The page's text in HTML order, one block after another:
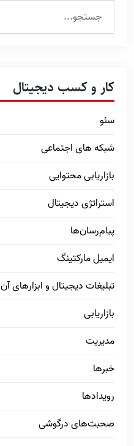
کار و کسب دیجیتال
سئو
شبکه های اجتماعی
بازاریابی محتوایی
استراتژی دیجیتال
پیام‌رسان‌ها
ایمیل مارکتینگ
تبلیغات دیجیتال و ابزارهای آن
بازاریابی
مدیریت
خبرها
رویدادها
صحبت‌های درگوشی